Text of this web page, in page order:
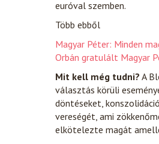
euróval szemben.
Több ebből
Magyar Péter: Minden
Orbán gratulált Magyar
Mit kell még tudni? A
választás körüli
döntéseket,
vereségét, ami
elkötelezte magát